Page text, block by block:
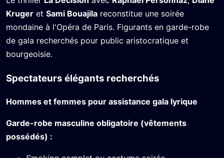
Kruger et Sami Bouajila reconstitue une soirée
mondaine à l'Opéra de Paris. Figurants en garde-robe
de gala recherchés pour public aristocratique et
bourgeoisie.
Spectateurs élégants recherchés
Hommes et femmes pour assistance gala lyrique
Garde-robe masculine obligatoire (vêtements
possédés) :